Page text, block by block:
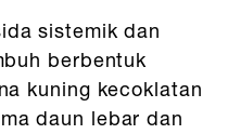
sistemik dan
berbentuk
kuning kecoklatan
daun lebar dan